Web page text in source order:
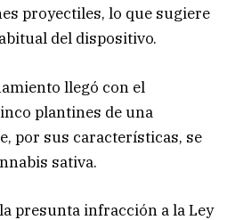
proyectiles, lo que sugiere
del dispositivo.
llegó con el
plantines de una
por sus características, se
sativa.
presunta infracción a la Ley